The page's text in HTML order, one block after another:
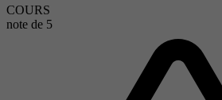
COURS
note de 5